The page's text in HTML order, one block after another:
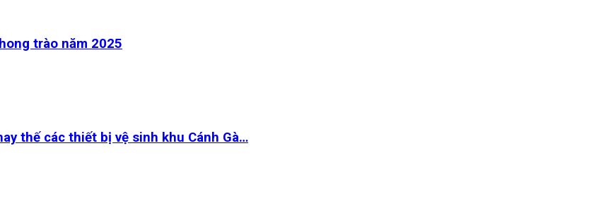
trào năm 2025
thế các thiết bị vệ sinh khu Cánh Gà…